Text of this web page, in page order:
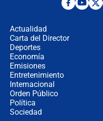
Actualidad
Carta del Director
Deportes
Economía
Emisiones
Entretenimiento
Internacional
Orden Público
Política
Sociedad